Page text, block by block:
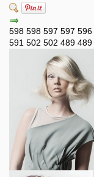
598 598 597 597 596
591 502 502 489 489